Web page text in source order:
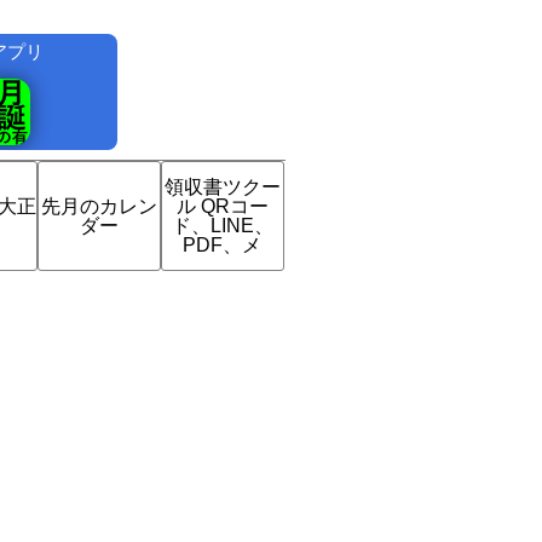
プリ
正 先月のカレン
ダー
領収書ツクー
ル QRコー
ド、LINE、
PDF、メ